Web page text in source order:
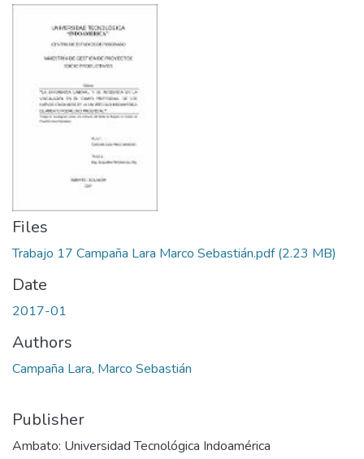
Files
Trabajo 17 Campaña Lara Marco Sebastián.pdf(2.23 MB)
Date
2017-01
Authors
Campaña Lara, Marco Sebastián
Publisher
Ambato: Universidad Tecnológica Indoamérica